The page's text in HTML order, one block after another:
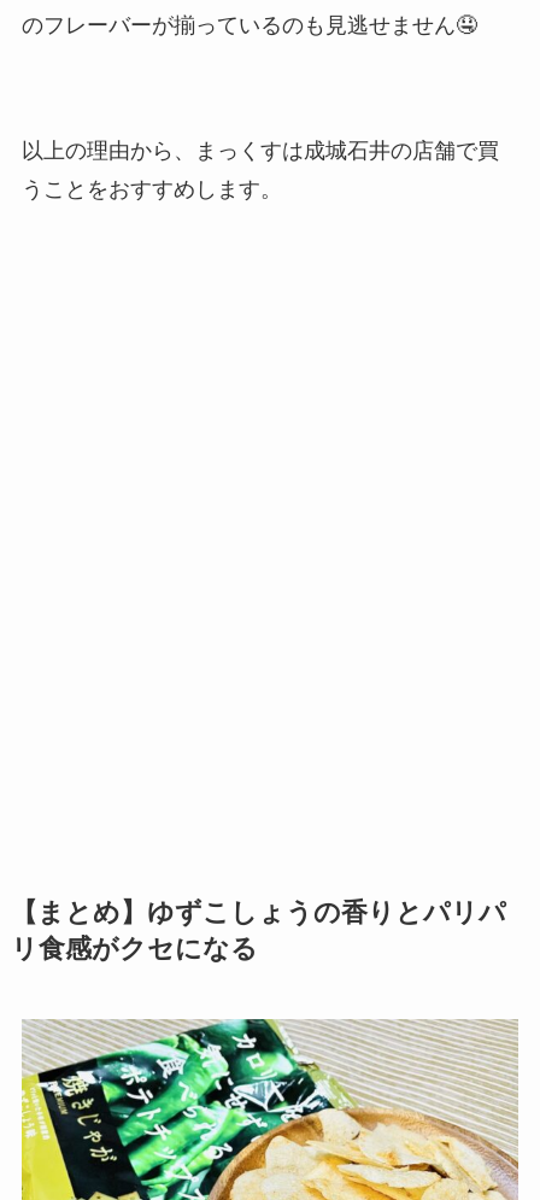
のフレーバーが揃っているのも見逃せません🤤
以上の理由から、まっくすは成城石井の店舗で買
うことをおすすめします。
【まとめ】ゆずこしょうの香りとパリパ
リ食感がクセになる